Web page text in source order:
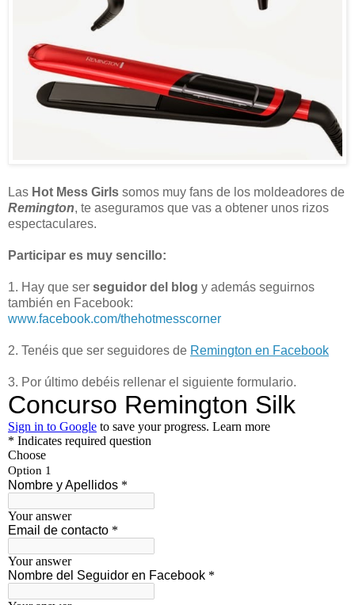
Las Hot Mess Girls somos muy fans de los moldeadores de
Remington, te aseguramos que vas a obtener unos rizos
espectaculares.
Participar es muy sencillo:
1. Hay que ser seguidor del blog y además seguirnos
también en Facebook:
www.facebook.com/thehotmesscorner
2. Tenéis que ser seguidores de Remington en Facebook
3. Por último debéis rellenar el siguiente formulario.